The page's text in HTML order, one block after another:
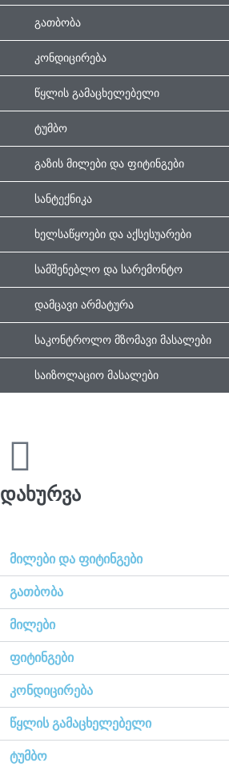
გათბობა
კონდიცირება
წყლის გამაცხელებელი
ტუმბო
გაზის მილები და ფიტინგები
სანტექნიკა
ხელსაწყოები და აქსესუარები
სამშენებლო და სარემონტო
დამცავი არმატურა
საკონტროლო მზომავი მასალები
საიზოლაციო მასალები
დახურვა
მილები და ფიტინგები
გათბობა
მილები
ფიტინგები
კონდიცირება
წყლის გამაცხელებელი
ტუმბო